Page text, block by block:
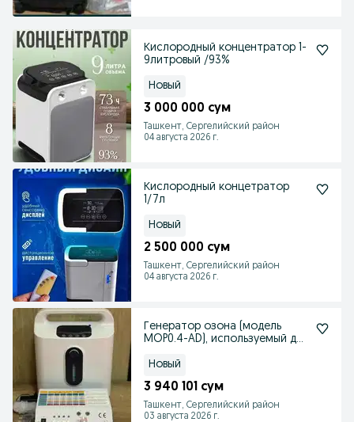
Кислородный концентратор 1-
9литровый /93%
Новый
3 000 000 сум
Ташкент, Сергелийский район
04 августа 2026 г.
Кислородный концетратор
1/7л
Новый
2 500 000 сум
Ташкент, Сергелийский район
04 августа 2026 г.
Генератор озона (модель
MOP0.4-AD), используемый для
Новый
3 940 101 сум
Ташкент, Сергелийский район
03 августа 2026 г.